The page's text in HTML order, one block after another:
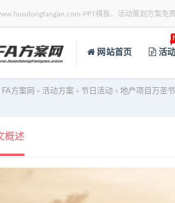
PPT模板、活动策划方案免
网站首页 活
FA方案网 > 活动方案 > 节日活动 > 地产项目万圣
概述